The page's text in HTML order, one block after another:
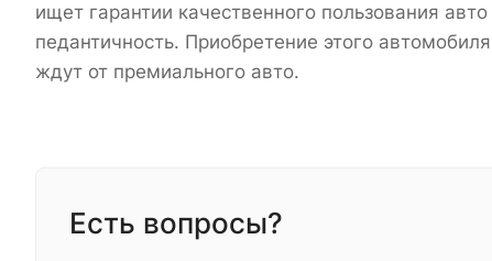
ищет гарантии качественного пользования
педантичность. Приобретение этого
ждут от премиального авто.
Есть вопросы?